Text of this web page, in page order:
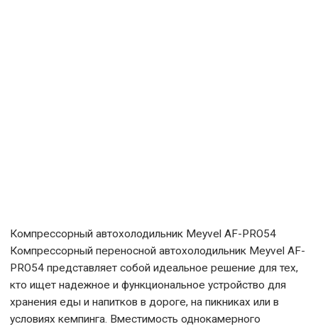
Компрессорный автохолодильник Meyvel AF-PRO54
Компрессорный переносной автохолодильник Meyvel AF-
PRO54 представляет собой идеальное решение для тех,
кто ищет надежное и функциональное устройство для
хранения еды и напитков в дороге, на пикниках или в
условиях кемпинга. Вместимость однокамерного